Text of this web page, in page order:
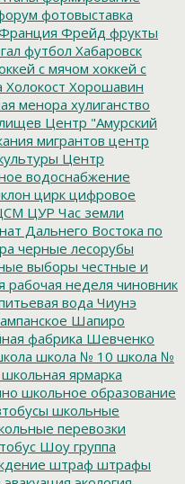
фотовыставка
Фрейд фрукты
футбол Хабаровск
с мячом хоккей с
Холокост Хорошавин
менора хулиганство
Центр "Амурский
мигрантов центр
Центр
водоснабжение
цирк цифровое
ЦУР Час земли
Дальнего Востока по
черные лесорубы
выборы честные и
рабочая неделя чиновник
вода Чиунэ
Шапиро
фабрика Шевченко
школа № 10 школа №
школьная ярмарка
школьное образование
школьные
перевозки
Шоу группа
штраф штрафы